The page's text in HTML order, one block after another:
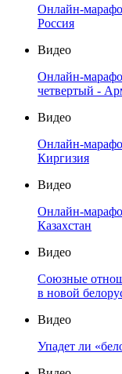
Онлайн-
Россия
Видео
Онлайн-
четвертый -
Видео
Онлайн-
Киргизия
Видео
Онлайн-
Казахстан
Видео
Союзные
в новой
Видео
Упадет ли